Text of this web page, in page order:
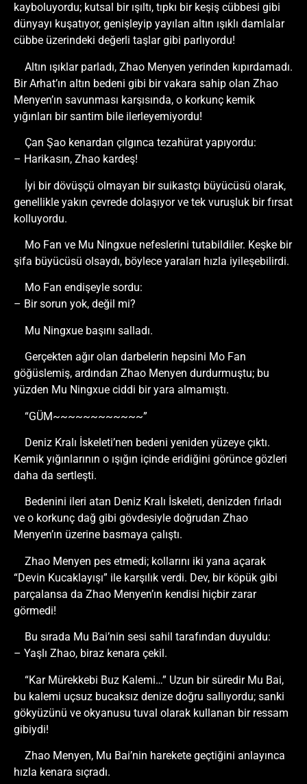
kayboluyordu; kutsal bir ışıltı, tıpkı bir keşiş cübbesi gibi
dünyayı kuşatıyor, genişleyip yayılan altın ışıklı damlalar
cübbe üzerindeki değerli taşlar gibi parlıyordu!
Altın ışıklar parladı, Zhao Menyen yerinden kıpırdamadı.
Bir Arhat’ın altın bedeni gibi bir vakara sahip olan Zhao
Menyen’ın savunması karşısında, o korkunç kemik
yığınları bir santim bile ilerleyemiyordu!
Çan Şao kenardan çılgınca tezahürat yapıyordu:
– Harikasın, Zhao kardeş!
İyi bir dövüşçü olmayan bir suikastçı büyücüsü olarak,
genellikle yakın çevrede dolaşıyor ve tek vuruşluk bir fırsat
kolluyordu.
Mo Fan ve Mu Ningxue nefeslerini tutabildiler. Keşke bir
şifa büyücüsü olsaydı, böylece yaraları hızla iyileşebilirdi.
Mo Fan endişeyle sordu:
– Bir sorun yok, değil mi?
Mu Ningxue başını salladı.
Gerçekten ağır olan darbelerin hepsini Mo Fan
göğüslemiş, ardından Zhao Menyen durdurmuştu; bu
yüzden Mu Ningxue ciddi bir yara almamıştı.
“GÜM~~~~~~~~~~~~”
Deniz Kralı İskeleti’nen bedeni yeniden yüzeye çıktı.
Kemik yığınlarının o ışığın içinde eridiğini görünce gözleri
daha da sertleşti.
Bedenini ileri atan Deniz Kralı İskeleti, denizden fırladı
ve o korkunç dağ gibi gövdesiyle doğrudan Zhao
Menyen’ın üzerine basmaya çalıştı.
Zhao Menyen pes etmedi; kollarını iki yana açarak
“Devin Kucaklayışı” ile karşılık verdi. Dev, bir köpük gibi
parçalansa da Zhao Menyen’ın kendisi hiçbir zarar
görmedi!
Bu sırada Mu Bai’nin sesi sahil tarafından duyuldu:
– Yaşlı Zhao, biraz kenara çekil.
“Kar Mürekkebi Buz Kalemi…” Uzun bir süredir Mu Bai,
bu kalemi uçsuz bucaksız denize doğru sallıyordu; sanki
gökyüzünü ve okyanusu tuval olarak kullanan bir ressam
gibiydi!
Zhao Menyen, Mu Bai’nin harekete geçtiğini anlayınca
hızla kenara sıçradı.